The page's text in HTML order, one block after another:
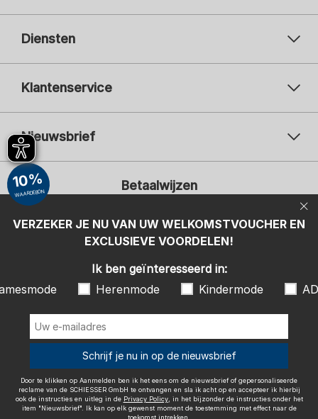
Diensten
Klantenservice
Nieuwsbrief
Uw e-mailadres
Ik ben geïnteresseerd in:
Damesmode
Herenmode
Kindermode
Door te klikken op Aanmelden ben ik het eens om de nieuwsbrief of
gepersonaliseerde reclame van de SCHIESSER GmbH te ontvangen en
"Nieuwsbrief". Ik kan op elk gewenst moment de toestemming met
effect naar de toekomst intrekken.
Betaalwijzen
Wij bezorgen met
Colofon Algemene voorwaarden
Herroepingsrecht
VERZEKER JE NU VAN UW WELKOMSTVOUCHER EN
EXCLUSIEVE VOORDELEN!
10%
WAARDEBON
Ik ben geïnteresseerd in:
Herenmode Kindermode
Schrijf je nu in op de nieuwsbrief
Door te klikken op Aanmelden ben ik het eens om de nieuwsbrief of gepersonaliseerde
reclame van de SCHIESSER GmbH te ontvangen en sla ik acht op en accepteer ik hierbij
ook de instructies en uitleg in de Privacy Policy, in het bijzonder de instructies onder het
item "Nieuwsbrief". Ik kan op elk gewenst moment de toestemming met effect naar de
toekomst intrekken.